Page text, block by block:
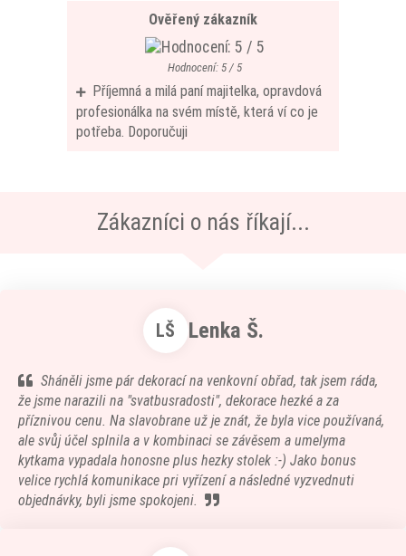
Ověřený zákazník
Hodnocení: 5 / 5
Příjemná a milá paní majitelka, opravdová
profesionálka na svém místě, která ví co je
potřeba. Doporučuji
Zákazníci o nás říkají...
LŠ Lenka Š.
Sháněli jsme pár dekorací na venkovní obřad, tak jsem ráda,
že jsme narazili na "svatbusradosti", dekorace hezké a za
příznivou cenu. Na slavobrane už je znát, že byla vice používaná,
ale svůj účel splnila a v kombinaci se závěsem a umelyma
kytkama vypadala honosne plus hezky stolek :-) Jako bonus
velice rychlá komunikace pri vyřízení a následné vyzvednuti
objednávky, byli jsme spokojeni.